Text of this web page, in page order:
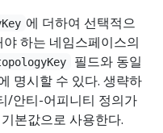
에 더하여 선택적으
야 하는 네임스페이스의
필드와 동일
명시할 수 있다. 생략하
/안티-어피니티 정의가
본값으로 사용한다.